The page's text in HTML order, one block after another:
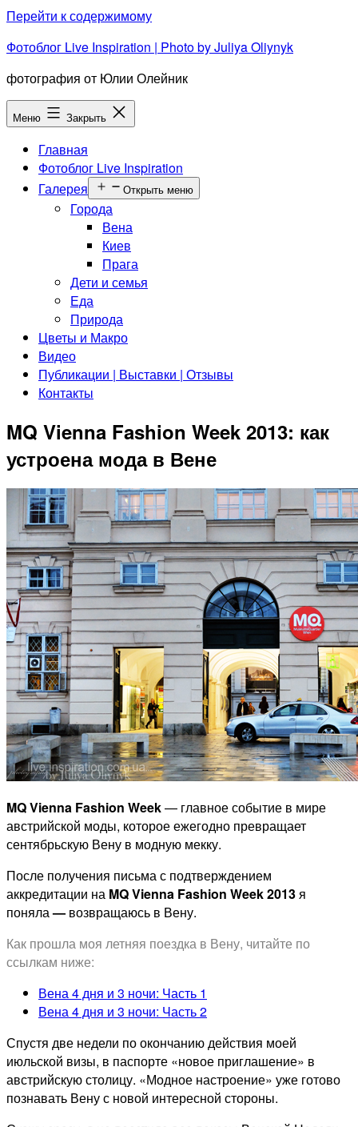
Перейти к содержимому
Фотоблог Live Inspiration | Photo by Juliya Oliynyk
фотография от Юлии Олейник
Меню Закрыть
Главная
Фотоблог Live Inspiration
Галерея
Открыть меню
Города
Вена
Киев
Прага
Дети и семья
Еда
Природа
Цветы и Макро
Видео
Публикации | Выставки | Отзывы
Контакты
MQ Vienna Fashion Week 2013: как
устроена мода в Вене
MQ Vienna Fashion Week— главное событие в мире
австрийской моды, которое ежегодно превращает
сентябрьскую Вену в модную мекку.
После получения письма с подтверждением
аккредитации на MQ Vienna Fashion Week 2013я
поняла— возвращаюсь в Вену.
Как прошла моя летняя поездка в Вену, читайте по
ссылкам ниже:
Вена 4 дня и 3 ночи: Часть 1
Вена 4 дня и 3 ночи: Часть 2
Спустя две недели по окончанию действия моей
июльской визы, в паспорте «новое приглашение» в
австрийскую столицу. «Модное настроение» уже готово
познавать Вену с новой интересной стороны.